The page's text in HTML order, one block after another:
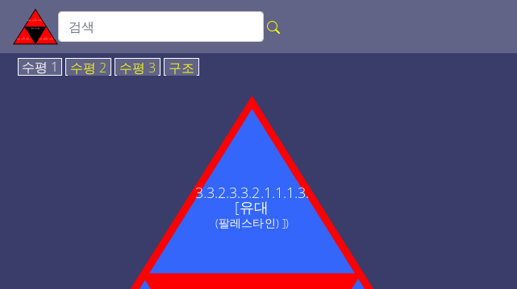
수평 1 수평 2 수평 3 구조
3.3.2.3.3.2.1.1.1.3.
[유대
(팔레스타인) ])